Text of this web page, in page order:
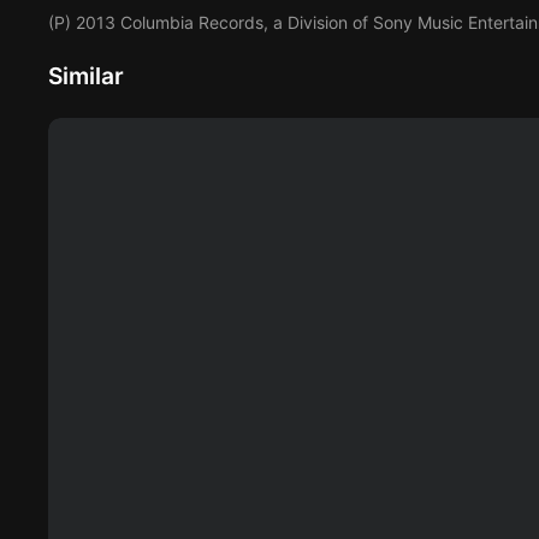
(P) 2013 Columbia Records, a Division of Sony Music
Similar